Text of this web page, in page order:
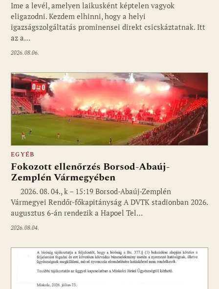
Ime a levél, amelyen laikusként képtelen vagyok
eligazodni. Kezdem elhinni, hogy a helyi
igazságszolgáltatás prominensei direkt csicskáztatnak. Itt
az a…
2026.08.06.
EGYÉB
Fokozott ellenőrzés Borsod-Abaúj-
Zemplén Vármegyében
2026. 08. 04., k – 15:19 Borsod-Abaúj-Zemplén
Vármegyei Rendőr-főkapitányság A DVTK stadionban 2026.
augusztus 6-án rendezik a Hapoel Tel…
2026.08.04.